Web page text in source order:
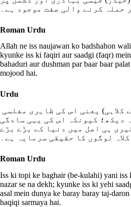
حملہ کرنے والی صفت موجود ہے۔
Roman Urdu
Allah ne iss naujawan ko badshahon
kyunke iss ki faqiri aur saadgi (faqr)
bahaduri aur dushman par baar baar
mojood hai.
Urdu
دیکھ؛ کیونکہ اس کی یہی سادگی
ہی اصل میں دنیا کے بڑے بڑے
لوگوں کا حقیقی سرمایہ ہے۔
Roman Urdu
Iss ki topi ke baghair (be-kulahi) yani
nazar se na dekh; kyunke iss ki yehi
asal mein dunya ke baray baray taj-
haqiqi sarmaya hai.